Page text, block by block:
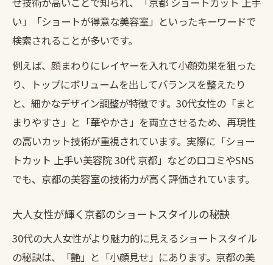
い」「ショートが得意な美容室」といったキーワードで
検索されることが多いです。
例えば、顔まわりにレイヤーを入れて小顔効果を狙った
り、トップにボリュームを出してバランスを整えたり
と、細かなデザイン調整が特徴です。30代女性の「まと
まりやすさ」と「華やかさ」を両立させるため、再現性
の高いカット技術が重視されています。実際に「ショー
トカット 上手い美容院 30代 京都」などの口コミやSNS
でも、京都の美容室の技術力が高く評価されています。
大人女性が輝く京都のショートスタイルの秘訣
30代の大人女性がより魅力的に見えるショートスタイル
の秘訣は、「艶」と「小顔見せ」にあります。京都の美